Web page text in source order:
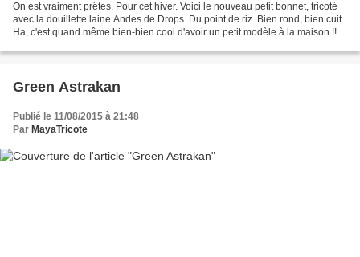
On est vraiment prêtes. Pour cet hiver. Voici le nouveau petit bonnet, tricoté
avec la douillette laine Andes de Drops. Du point de riz. Bien rond, bien cuit.
Ha, c'est quand même bien-bien cool d'avoir un petit modèle à la maison !!!
Green Astrakan
Publié le 11/08/2015 à 21:48
Par MayaTricote